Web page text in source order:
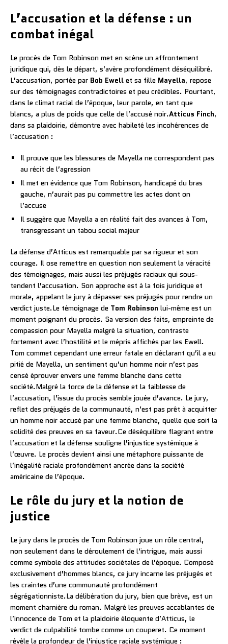
L’accusation et la défense : un
combat inégal
Le procès de Tom Robinson met en scène un affrontement
juridique qui, dès le départ, s’avère profondément déséquilibré.
L’accusation, portée par Bob Ewell et sa fille Mayella, repose
sur des témoignages contradictoires et peu crédibles. Pourtant,
dans le climat racial de l’époque, leur parole, en tant que
blancs, a plus de poids que celle de l’accusé noir.Atticus Finch,
dans sa plaidoirie, démontre avec habileté les incohérences de
l’accusation :
Il prouve que les blessures de Mayella ne correspondent pas
au récit de l’agression
Il met en évidence que Tom Robinson, handicapé du bras
gauche, n’aurait pas pu commettre les actes dont on
l’accuse
Il suggère que Mayella a en réalité fait des avances à Tom,
transgressant un tabou social majeur
La défense d’Atticus est remarquable par sa rigueur et son
courage. Il ose remettre en question non seulement la véracité
des témoignages, mais aussi les préjugés raciaux qui sous-
tendent l’accusation. Son approche est à la fois juridique et
morale, appelant le jury à dépasser ses préjugés pour rendre un
verdict juste.Le témoignage de Tom Robinson lui-même est un
moment poignant du procès. Sa version des faits, empreinte de
compassion pour Mayella malgré la situation, contraste
fortement avec l’hostilité et le mépris affichés par les Ewell.
Tom commet cependant une erreur fatale en déclarant qu’il a eu
pitié de Mayella, un sentiment qu’un homme noir n’est pas
censé éprouver envers une femme blanche dans cette
société.Malgré la force de la défense et la faiblesse de
l’accusation, l’issue du procès semble jouée d’avance. Le jury,
reflet des préjugés de la communauté, n’est pas prêt à acquitter
un homme noir accusé par une femme blanche, quelle que soit la
solidité des preuves en sa faveur.Ce déséquilibre flagrant entre
l’accusation et la défense souligne l’injustice systémique à
l’œuvre. Le procès devient ainsi une métaphore puissante de
l’inégalité raciale profondément ancrée dans la société
américaine de l’époque.
Le rôle du jury et la notion de
justice
Le jury dans le procès de Tom Robinson joue un rôle central,
non seulement dans le déroulement de l’intrigue, mais aussi
comme symbole des attitudes sociétales de l’époque. Composé
exclusivement d’hommes blancs, ce jury incarne les préjugés et
les craintes d’une communauté profondément
ségrégationniste.La délibération du jury, bien que brève, est un
moment charnière du roman. Malgré les preuves accablantes de
l’innocence de Tom et la plaidoirie éloquente d’Atticus, le
verdict de culpabilité tombe comme un couperet. Ce moment
révèle la profondeur de l’injustice raciale systémique :